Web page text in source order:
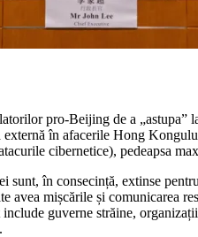
pro-Beijing de a
în afacerile Hong
cibernetice), pedeapsa
în consecință, extinse
avea mișcările și comunicarea
guverne străine,